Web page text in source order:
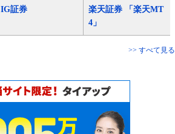
IG証券
楽天証券 「楽天MT
4」
>> すべて見る